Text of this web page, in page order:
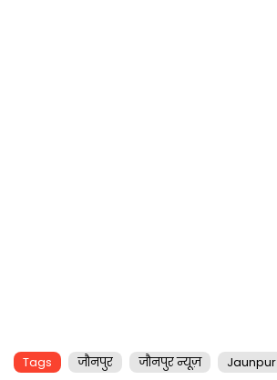
Tags जौनपुर जौनपुर न्यूज़
Jaunpur